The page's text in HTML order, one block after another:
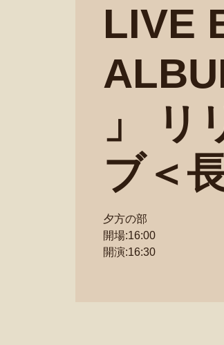
LIVE
」 リ
ブ＜
夕方の部
開場:16:00
開演:16:30